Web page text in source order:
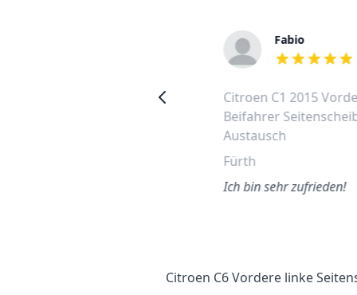
Fabio
out of 5 stars
Citroen C1 2015
Beifahrer
Austausch
Fürth
Ich bin sehr zufrieden!
Citroen C6 Vordere linke